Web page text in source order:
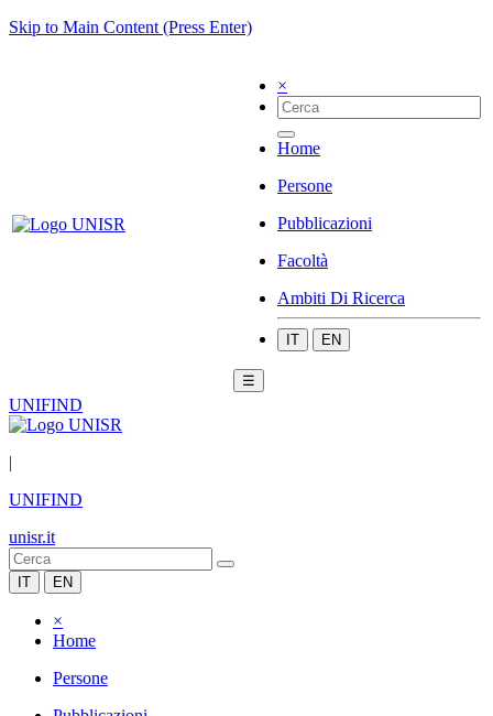
Skip to Main Content (Press Enter)
×
Home
Persone
Pubblicazioni
Facoltà
Ambiti Di Ricerca
IT EN
☰
UNIFIND
|
UNIFIND
unisr.it
IT EN
×
Home
Persone